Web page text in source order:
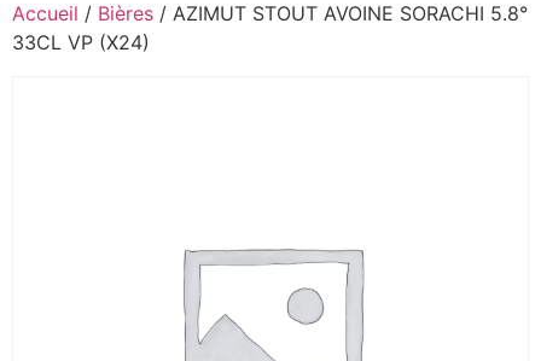
Accueil / Bières / AZIMUT STOUT AVOINE SORACHI 5.8°
33CL VP (X24)